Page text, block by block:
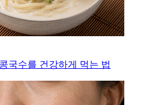
국수를 건강하게 먹는 법